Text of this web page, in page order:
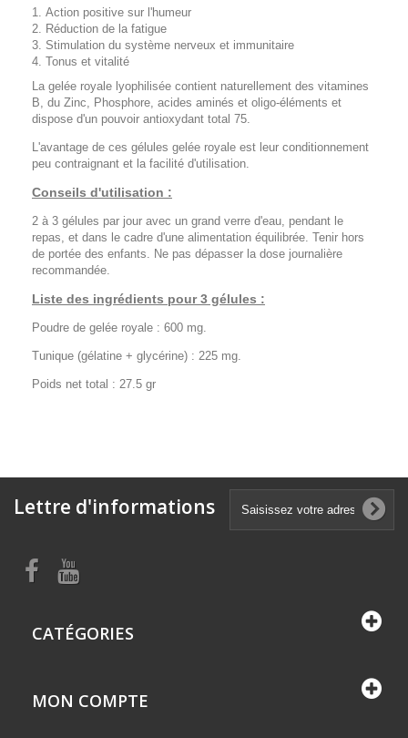
Action positive sur l'humeur
Réduction de la fatigue
Stimulation du système nerveux et immunitaire
Tonus et vitalité
La gelée royale lyophilisée contient naturellement des vitamines
B, du Zinc, Phosphore, acides aminés et oligo-éléments et
dispose d'un pouvoir antioxydant total 75.
L'avantage de ces gélules gelée royale est leur conditionnement
peu contraignant et la facilité d'utilisation.
Conseils d'utilisation :
2 à 3 gélules par jour avec un grand verre d'eau, pendant le
repas, et dans le cadre d'une alimentation équilibrée. Tenir hors
de portée des enfants. Ne pas dépasser la dose journalière
recommandée.
Liste des ingrédients pour 3 gélules :
Poudre de gelée royale : 600 mg.
Tunique (gélatine + glycérine) : 225 mg.
Poids net total : 27.5 gr
Lettre d'informations
CATÉGORIES
MON COMPTE